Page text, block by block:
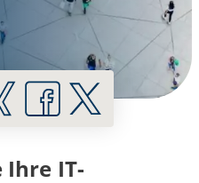
Ihre IT-